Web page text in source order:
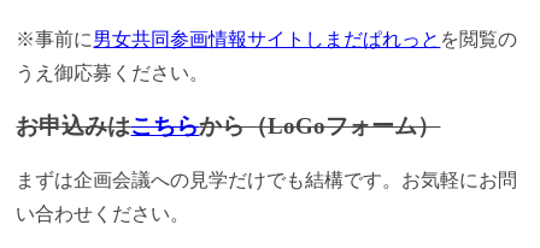
※事前に男女共同参画情報サイトしまだぱれっと を閲覧の
うえ御応募ください。
お申込みはこちらから（LoGoフォーム）
まずは企画会議への見学だけでも結構です。お気軽にお問
い合わせください。